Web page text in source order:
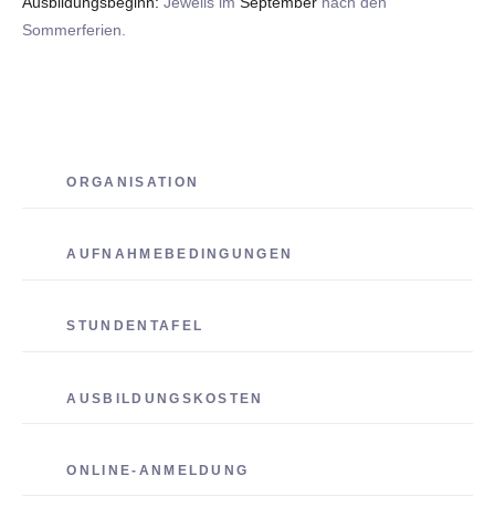
Sommerferien.
ORGANISATION
AUFNAHMEBEDINGUNGEN
STUNDENTAFEL
AUSBILDUNGSKOSTEN
ONLINE-ANMELDUNG